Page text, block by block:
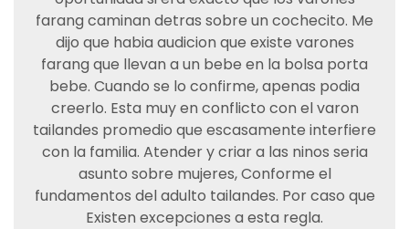
farang caminan detras sobre un cochecito. Me
dijo que habia audicion que existe varones
farang que llevan a un bebe en la bolsa porta
bebe. Cuando se lo confirme, apenas podia
creerlo. Esta muy en conflicto con el varon
tailandes promedio que escasamente interfiere
con la familia. Atender y criar a las ninos seri­a
asunto sobre mujeres, Conforme el
fundamentos del adulto tailandes. Por caso que
Existen excepciones a esta regla.